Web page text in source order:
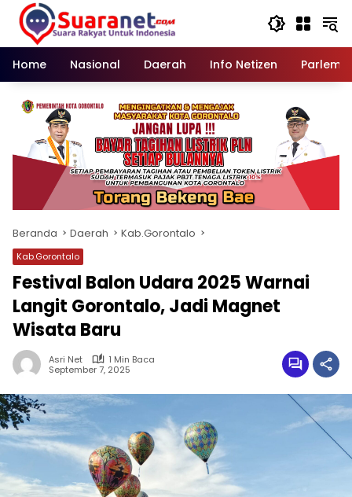
Langsung
konten
Home
Nasional Daerah Info Netizen
Beranda Daerah Kab.Gorontalo
Kab.Gorontalo
Festival Balon Udara 2025 Warnai
Langit Gorontalo, Jadi Magnet
Wisata Baru
Asri Net
1 Min Baca
September 7, 2025